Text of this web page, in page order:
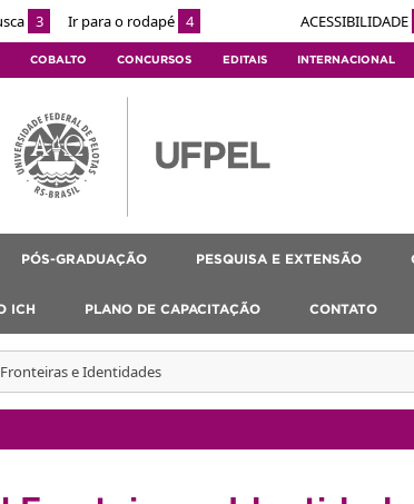
3 Ir para o rodapé 4 ACESSIBILIDADE
COBALTO CONCURSOS EDITAIS INTERNACIONAL
PÓS-GRADUAÇÃO PESQUISA E EXTENSÃO
ICH PLANO DE CAPACITAÇÃO CONTATO
e Identidades